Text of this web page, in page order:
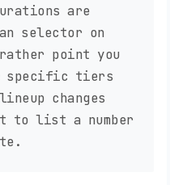
are
selector on
point you
specific tiers
changes
to list a number